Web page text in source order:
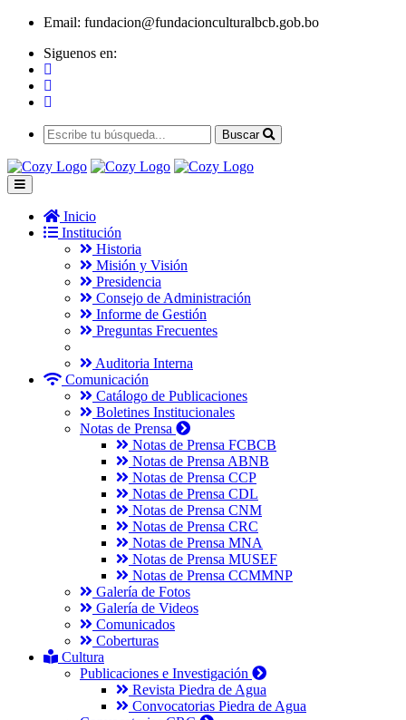
Email: fundacion@fundacionculturalbcb.gob.bo
Siguenos en:
Buscar
Inicio
Institución
Historia
Misión y Visión
Presidencia
Consejo de Administración
Informe de Gestión
Preguntas Frecuentes
Auditoria Interna
Comunicación
Catálogo de Publicaciones
Boletines Institucionales
Notas de Prensa
Notas de Prensa FCBCB
Notas de Prensa ABNB
Notas de Prensa CCP
Notas de Prensa CDL
Notas de Prensa CNM
Notas de Prensa CRC
Notas de Prensa MNA
Notas de Prensa MUSEF
Notas de Prensa CCMMNP
Galería de Fotos
Galería de Videos
Comunicados
Coberturas
Cultura
Publicaciones e Investigación
Revista Piedra de Agua
Convocatorias Piedra de Agua